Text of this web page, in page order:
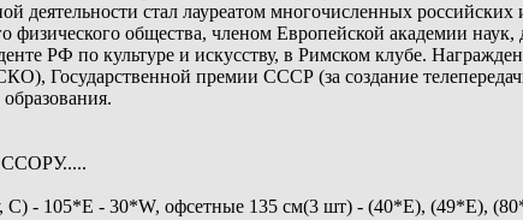
деятельности стал лауреатом многочисленных
общества, членом Европейской академии
РФ по культуре и искусству, в Римском клубе.
Государственной премии СССР (за создание
С) - 105*Е - 30*W, офсетные 135 см(3 шт) - (40*Е), (49*Е),